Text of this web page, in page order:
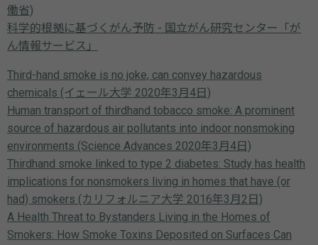
働省)
科学的根拠に基づくがん予防 - 国立がん研究センター「が
ん情報サービス」
Third-hand smoke is no joke, can convey hazardous
chemicals (イェール大学 2020年3月4日)
Human transport of thirdhand tobacco smoke: A prominent
source of hazardous air pollutants into indoor nonsmoking
environments (Science Advances 2020年3月4日)
Thirdhand smoke linked to type 2 diabetes: Study has health
implications for nonsmokers living in homes that have (or
had) smokers (カリフォルニア大学 2016年3月2日)
A Health Threat to Bystanders Living in the Homes of
Smokers: How Smoke Toxins Deposited on Surfaces Can